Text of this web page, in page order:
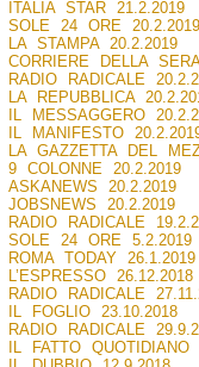
ITALIA STAR 21.2.2019
SOLE 24 ORE 20.2.2019
LA STAMPA 20.2.2019
CORRIERE DELLA
RADIO RADICALE
LA REPUBBLICA
IL MESSAGGERO
IL MANIFESTO
LA GAZZETTA DEL
9 COLONNE 20.2.2019
ASKANEWS 20.2.2019
JOBSNEWS 20.2.2019
RADIO RADICALE
SOLE 24 ORE 5.2.2019
ROMA TODAY 26.1.2019
L’ESPRESSO 26.12.2018
RADIO RADICALE
IL FOGLIO 23.10.2018
RADIO RADICALE
IL FATTO QUOTIDIANO